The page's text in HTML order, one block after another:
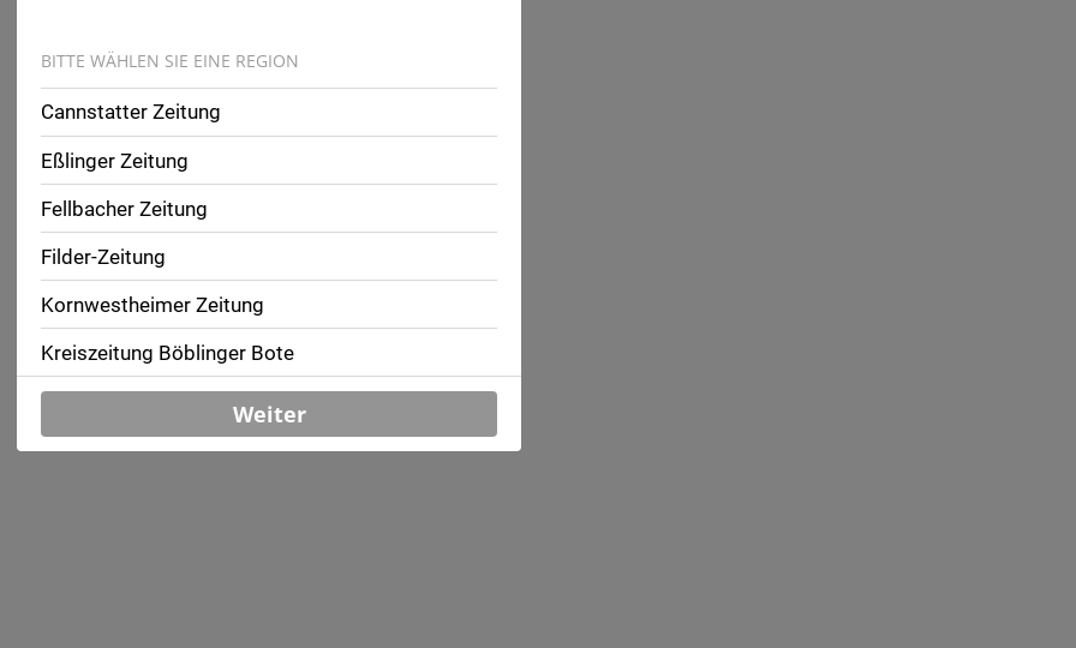
BITTE WÄHLEN SIE EINE REGION
Cannstatter Zeitung
Eßlinger Zeitung
Fellbacher Zeitung
Filder-Zeitung
Kornwestheimer Zeitung
Kreiszeitung Böblinger Bote
Leonberg und Strohgäu mit Umgebung
Marbacher Zeitung
Weiter